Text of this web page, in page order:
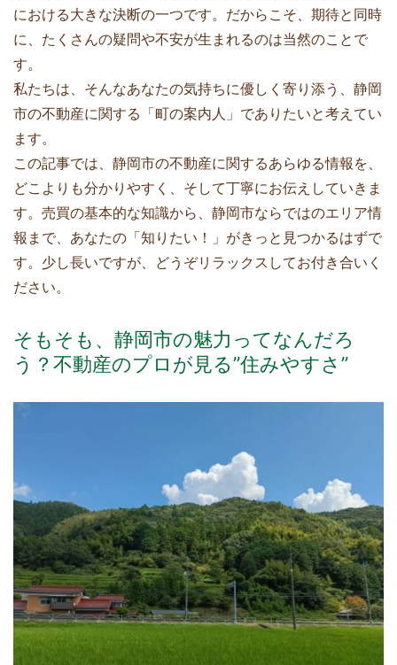
における大きな決断の一つです。だからこそ、期待と同時
に、たくさんの疑問や不安が生まれるのは当然のことで
す。
私たちは、そんなあなたの気持ちに優しく寄り添う、静岡
市の不動産に関する「町の案内人」でありたいと考えてい
ます。
この記事では、静岡市の不動産に関するあらゆる情報を、
どこよりも分かりやすく、そして丁寧にお伝えしていきま
す。売買の基本的な知識から、静岡市ならではのエリア情
報まで、あなたの「知りたい！」がきっと見つかるはずで
す。少し長いですが、どうぞリラックスしてお付き合いく
ださい。
そもそも、静岡市の魅力ってなんだろ
う？不動産のプロが見る”住みやすさ”